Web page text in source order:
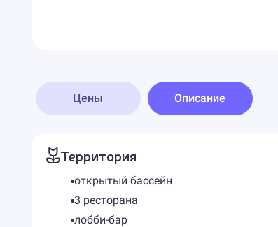
Цены Описание
Территория
открытый бассейн
3 ресторана
лобби-бар